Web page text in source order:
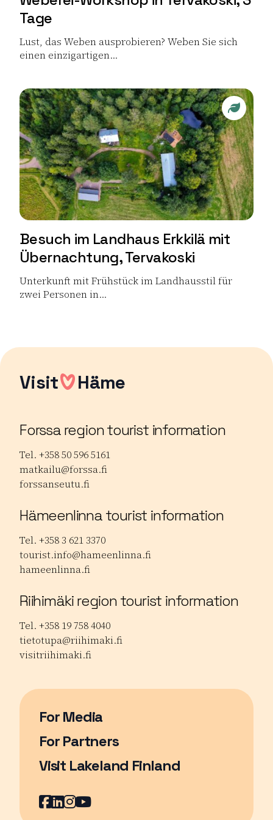
Tage
Lust, das Weben ausprobieren? Weben Sie sich
einen einzigartigen...
Besuch im Landhaus Erkkilä mit
Übernachtung, Tervakoski
Unterkunft mit Frühstück im Landhausstil für
zwei Personen in...
Visit Häme
Forssa region tourist information
Tel. +358 50 596 5161
matkailu@forssa.fi
forssanseutu.fi
Hämeenlinna tourist information
Tel. +358 3 621 3370
tourist.info@hameenlinna.fi
hameenlinna.fi
Riihimäki region tourist information
Tel. +358 19 758 4040
tietotupa@riihimaki.fi
visitriihimaki.fi
For Media
For Partners
Visit Lakeland Finland
Sivu avautuu uudessa ikkunassa
Facebook
LinkedIn
Instagram
Youtube